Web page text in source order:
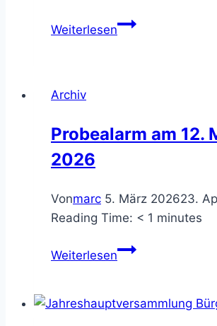
WeiterlesenVorstandssitzung
Archiv
Probealarm am 12.
2026
Vonmarc 5. März 202623.
Reading Time: < 1 minutes
WeiterlesenProbealarm
März